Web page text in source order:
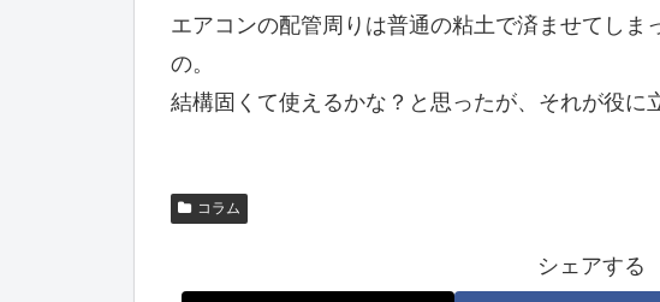
エアコンの配管周りは普通の粘土で済ませてしま
の。
結構固くて使えるかな？と思ったが、それが役に
コラム
シェアする